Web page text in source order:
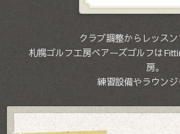
クラブ調整からレッスン
札幌ゴルフ工房ベアーズゴルフは
房。
練習設備やラウンジ